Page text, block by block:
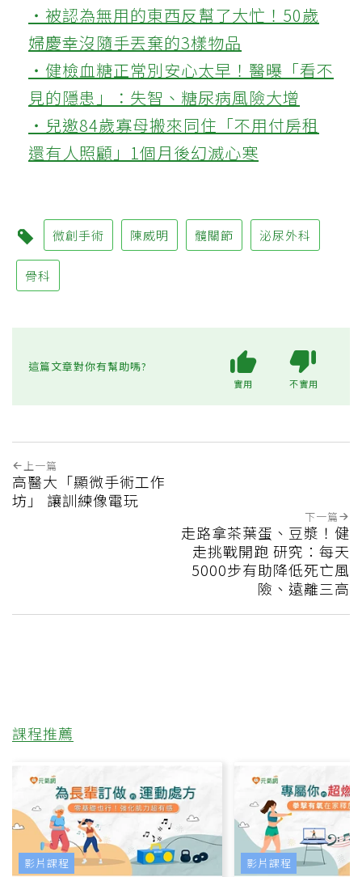
‧被認為無用的東西反幫了大忙！50歲
婦慶幸沒隨手丟棄的3樣物品
‧健檢血糖正常別安心太早！醫曝「看不
見的隱患」：失智、糖尿病風險大增
‧兒邀84歲寡母搬來同住「不用付房租
還有人照顧」1個月後幻滅心寒
微創手術 陳威明 髖關節 泌尿外科
骨科
這篇文章對你有幫助嗎?
實用 不實用
上一篇
高醫大「顯微手術工作
坊」 讓訓練像電玩
下一篇
走路拿茶葉蛋、豆漿！健
走挑戰開跑 研究：每天
5000步有助降低死亡風
險、遠離三高
課程推薦
影片課程 影片課程